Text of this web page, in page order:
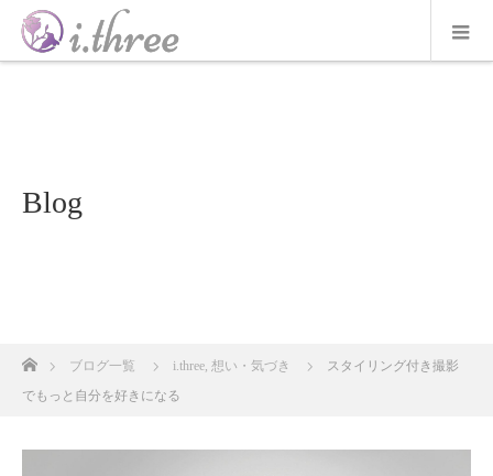
Blog
ホームブログ一覧 i.three, 想い・気づき
スタイリング付き撮影
でもっと自分を好きになる